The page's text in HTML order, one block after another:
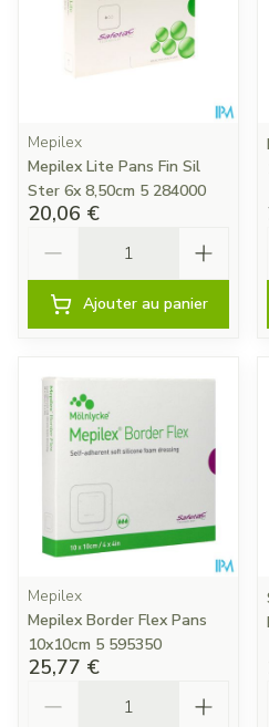
Mepilex
Mepilex Lite Pans Fin Sil
Ster 6x 8,50cm 5 284000
20,06 €
Ajouter au panier
Mepilex
Mepilex Border Flex Pans
10x10cm 5 595350
25,77 €